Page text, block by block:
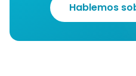
Hablemos